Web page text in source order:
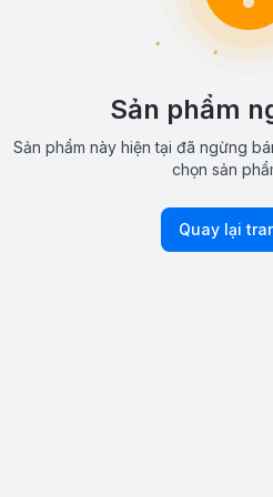
Sản phẩm
Sản phẩm này hiện tại đã ngừng
chọn sản
Quay lại